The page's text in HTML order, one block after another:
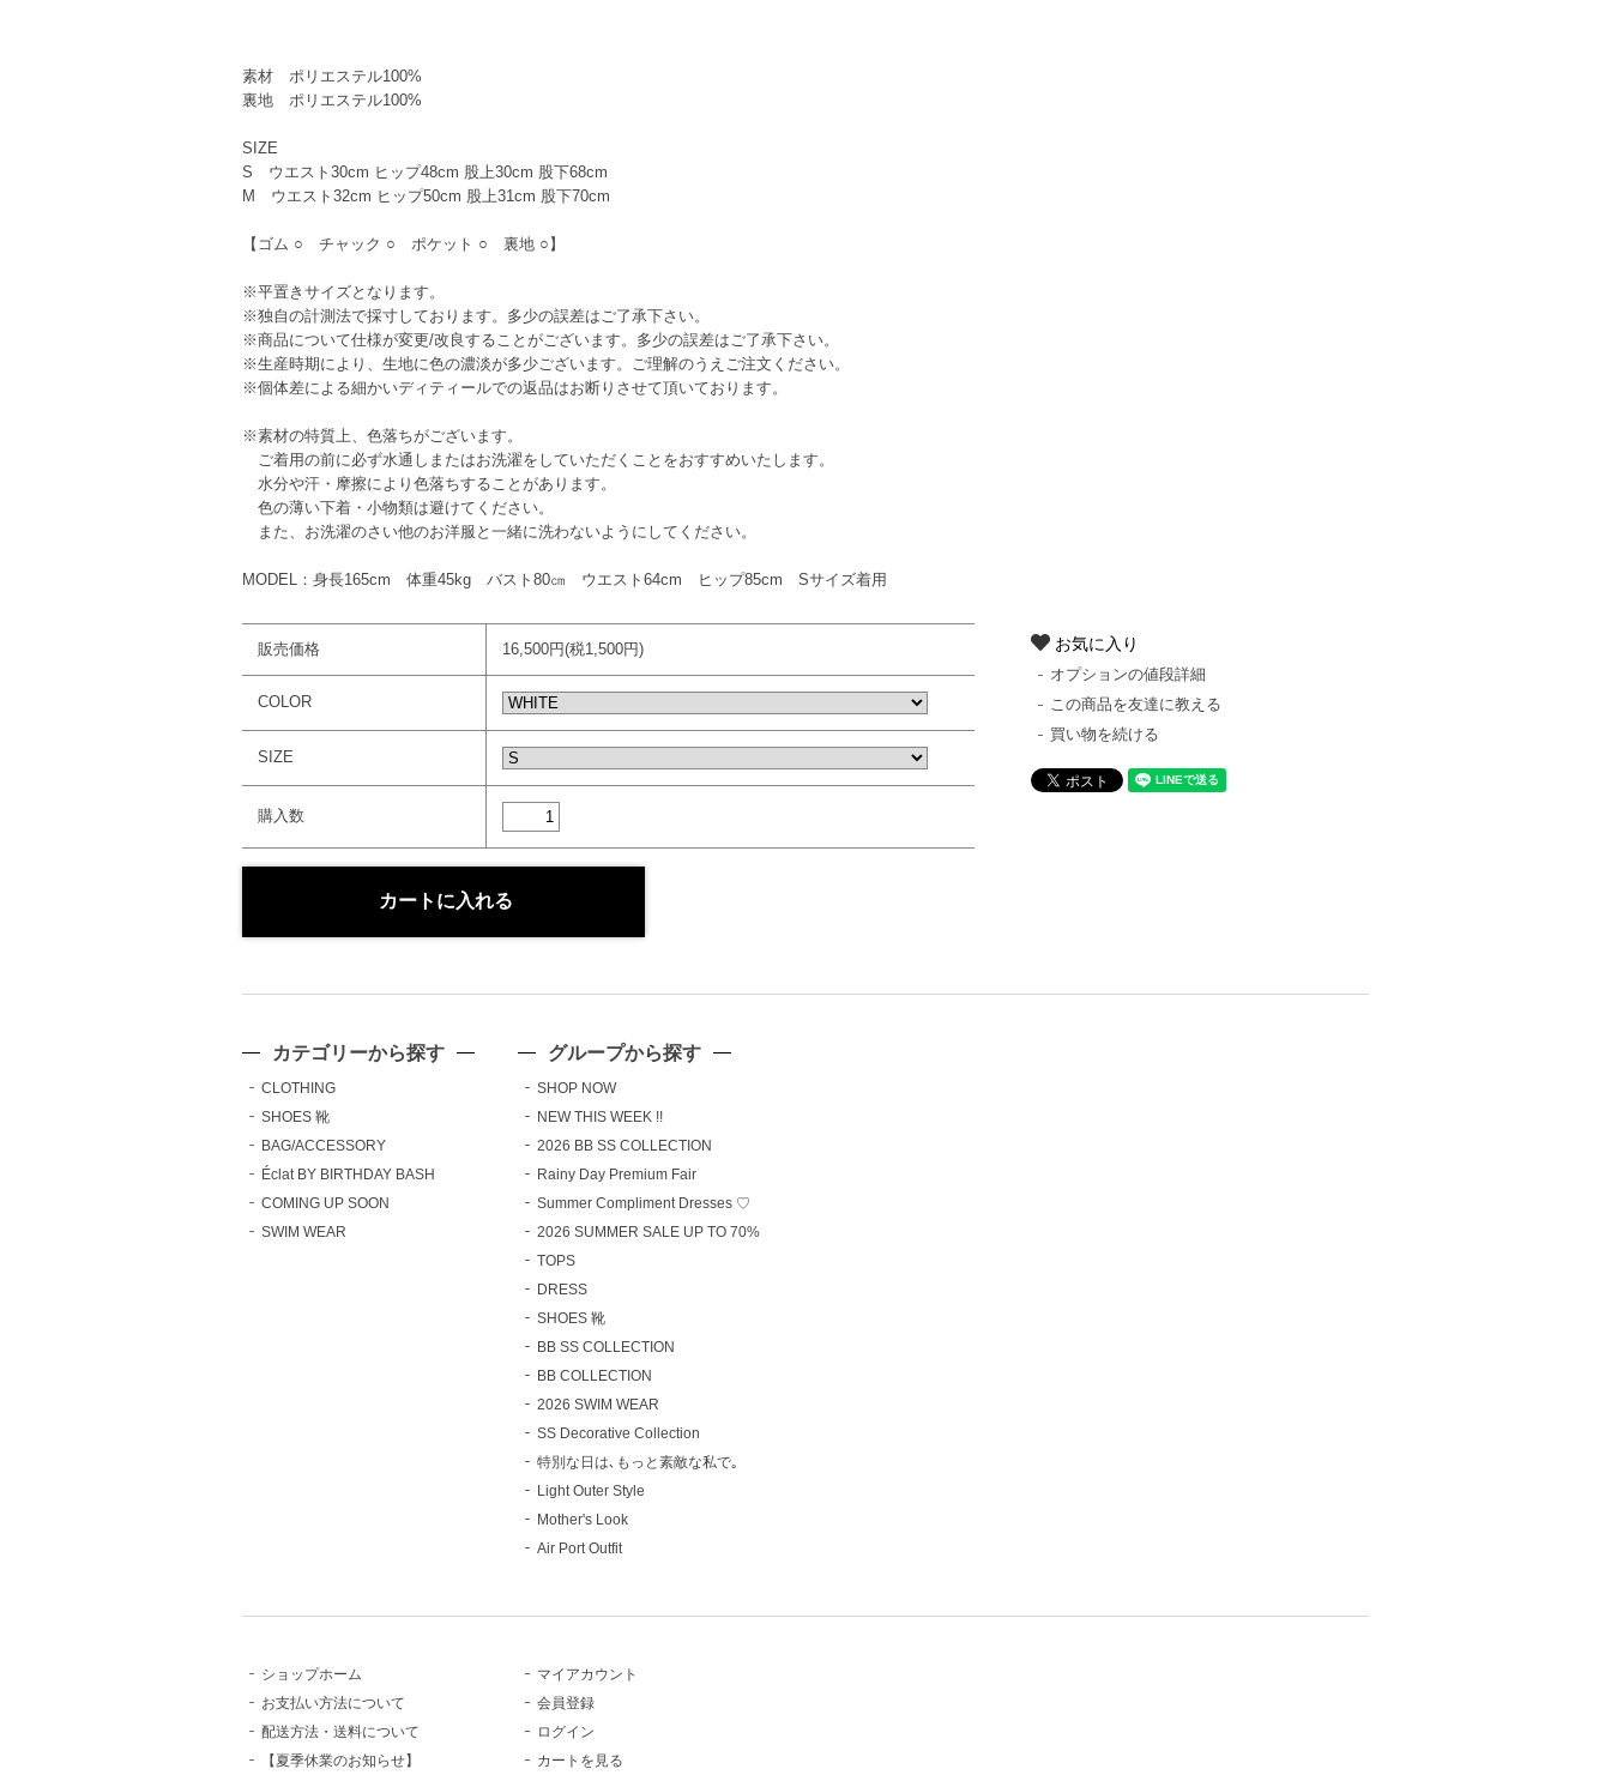
素材 ポリエステル100%
裏地 ポリエステル100%
SIZE
S ウエスト30cm ヒップ48cm 股上30cm 股下68cm
M ウエスト32cm ヒップ50cm 股上31cm 股下70cm
【ゴム ○ チャック ○ ポケット ○ 裏地 ○】
※平置きサイズとなります。
※独自の計測法で採寸しております。多少の誤差はご了承下さい。
※商品について仕様が変更/改良することがございます。多少の誤差はご了承下さい。
※生産時期により、生地に色の濃淡が多少ございます。ご理解のうえご注文ください。
※個体差による細かいディティールでの返品はお断りさせて頂いております。
※素材の特質上、色落ちがございます。
ご着用の前に必ず水通しまたはお洗濯をしていただくことをおすすめいたします。
水分や汗・摩擦により色落ちすることがあります。
色の薄い下着・小物類は避けてください。
また、お洗濯のさい他のお洋服と一緒に洗わないようにしてください。
MODEL：身長165cm 体重45kg バスト80㎝ ウエスト64cm ヒップ85cm Sサイズ着用
販売価格 16,500円(税1,500円)
COLOR
SIZE
購入数
お気に入り
オプションの値段詳細
この商品を友達に教える
買い物を続ける
カテゴリーから探す
CLOTHING
SHOES 靴
BAG/ACCESSORY
Éclat BY BIRTHDAY BASH
COMING UP SOON
SWIM WEAR
グループから探す
SHOP NOW
NEW THIS WEEK !!
2026 BB SS COLLECTION
Rainy Day Premium Fair
Summer Compliment Dresses ♡
2026 SUMMER SALE UP TO 70%
TOPS
DRESS
SHOES 靴
BB SS COLLECTION
BB COLLECTION
2026 SWIM WEAR
SS Decorative Collection
特別な日は､もっと素敵な私で｡
Light Outer Style
Mother's Look
Air Port Outfit
ショップホーム
お支払い方法について
配送方法・送料について
【夏季休業のお知らせ】
マイアカウント
会員登録
ログイン
カートを見る